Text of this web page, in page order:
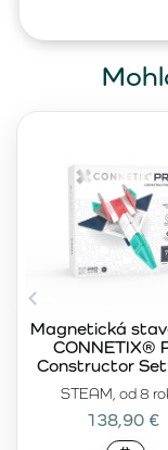
STEAM, od 8
Magnetická
CONNETIX®
Constructor
138,90 €